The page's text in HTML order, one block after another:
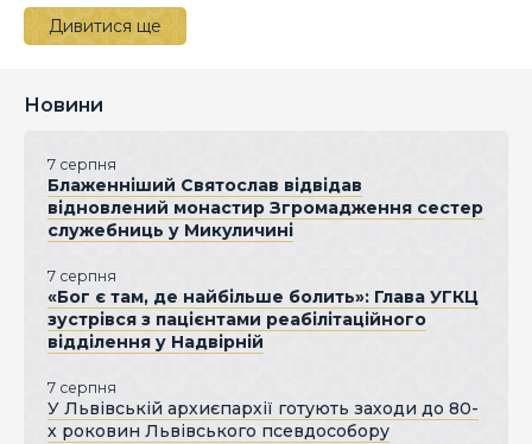
Дивитися ще
Новини
7 серпня
Блаженніший Святослав відвідав
відновлений монастир Згромадження сестер
служебниць у Микуличині
7 серпня
«Бог є там, де найбільше болить»: Глава УГКЦ
зустрівся з пацієнтами реабілітаційного
відділення у Надвірній
7 серпня
У Львівській архиєпархії готують заходи до 80-
х роковин Львівського псевдособору